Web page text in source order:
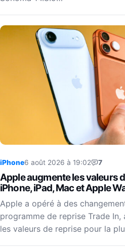
iPhone6 août 2026 à 19:02 7
Apple augmente les valeurs
iPhone, iPad, Mac et Apple
Apple a opéré à des
programme de reprise Trade
les valeurs de reprise pour la